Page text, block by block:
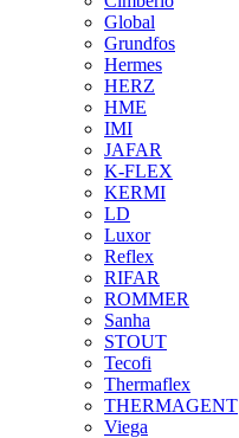
Global
Grundfos
Hermes
HERZ
HME
IMI
JAFAR
K-FLEX
KERMI
LD
Luxor
Reflex
RIFAR
ROMMER
Sanha
STOUT
Tecofi
Thermaflex
THERMAGENT
Viega